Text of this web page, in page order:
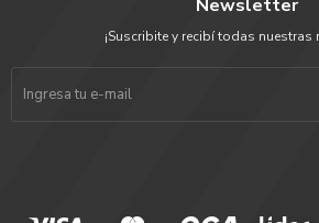
Newsletter
¡Suscribite y recibí todas nuestras